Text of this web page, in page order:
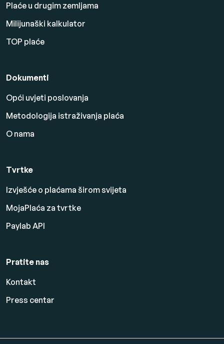
Plaće u drugim zemljama
Milijunaški kalkulator
TOP plaće
Dokumenti
Opći uvjeti poslovanja
Metodologija istraživanja plaća
O nama
Tvrtke
Izvješće o plaćama širom svijeta
MojaPlaća za tvrtke
Paylab API
Pratite nas
Kontakt
Press centar